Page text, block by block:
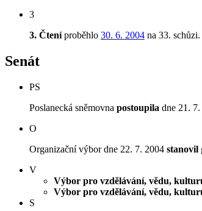
3
3. Čteníproběhlo 30. 6. 2004 na 33. schůzi.
Senát
PS
Poslanecká sněmovna postoupila dne 21.
O
Organizační výbor dne 22. 7. 2004 stanovil
V
Výbor pro vzdělávání, vědu,
Výbor pro vzdělávání, vědu,
S